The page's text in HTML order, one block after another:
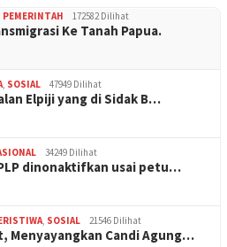
PEMERINTAH 172582 Dilihat
Ke Tanah Papua.
SOSIAL 47949 Dilihat
Elpiji yang di Sidak B…
34249 Dilihat
dinonaktifkan usai petu…
SOSIAL 21546 Dilihat
Menyayangkan Candi Agung…